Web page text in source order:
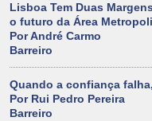
Lisboa Tem Duas
o futuro da Área
Por André Carmo
Barreiro
Quando a confiança
Por Rui Pedro Pereira
Barreiro